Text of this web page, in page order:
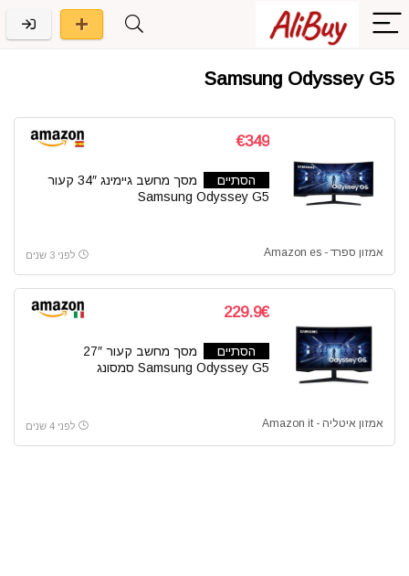
Samsung Odyssey G5
€349
הסתיים
מסך מחשב גיימינג 34″ קעור
Samsung Odyssey G5
אמזון ספרד - Amazon es לפני 3 שנים
229.9€
הסתיים
מסך מחשב קעור 27″
Samsung Odyssey G5 סמסונג
אמזון איטליה - Amazon it לפני 4 שנים